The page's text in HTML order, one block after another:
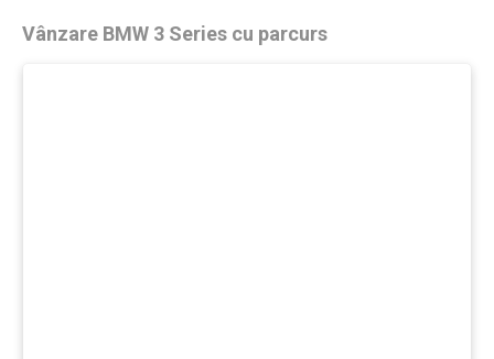
Vânzare BMW 3 Series cu parcurs